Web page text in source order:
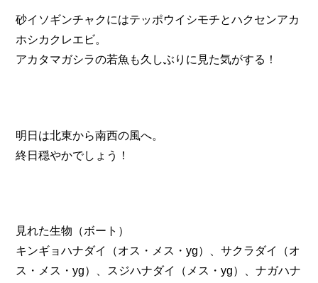
砂イソギンチャクにはテッポウイシモチとハクセンアカ
ホシカクレエビ。
アカタマガシラの若魚も久しぶりに見た気がする！
明日は北東から南西の風へ。
終日穏やかでしょう！
見れた生物（ボート）
キンギョハナダイ（オス・メス・yg）、サクラダイ（オ
ス・メス・yg）、スジハナダイ（メス・yg）、ナガハナ